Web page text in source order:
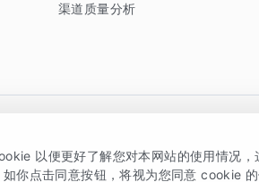
渠道质量分析
易数科技有限公司SDK相关说明 京ICP备
以便更好了解您对本网站的使用情况
如你点击同意按钮，将视为您同意 cookie 的